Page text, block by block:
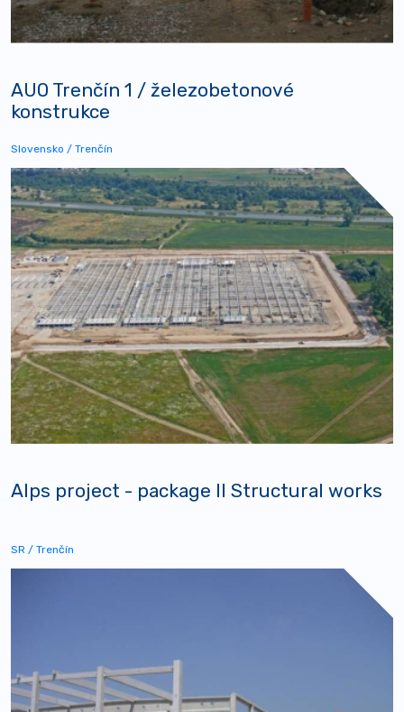
AUO Trenčín 1 / železobetonové
konstrukce
Slovensko / Trenčín
Alps project - package II Structural works
SR / Trenčín